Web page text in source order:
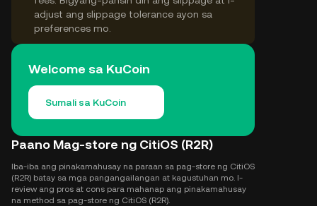
adjust ang slippage tolerance ayon sa
preferences mo.
Welcome sa KuCoin
Sumali sa KuCoin
Paano Mag-store ng CitiOS (R2R)
Iba-iba ang pinakamahusay na paraan sa pag-store ng CitiOS
(R2R) batay sa mga pangangailangan at kagustuhan mo. I-
review ang pros at cons para mahanap ang pinakamahusay
na method sa pag-store ng CitiOS (R2R).